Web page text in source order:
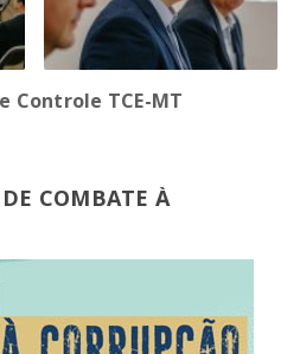
Controle TCE-MT
COMBATE À